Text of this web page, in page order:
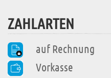
ZAHLARTEN
auf Rechnung
Vorkasse